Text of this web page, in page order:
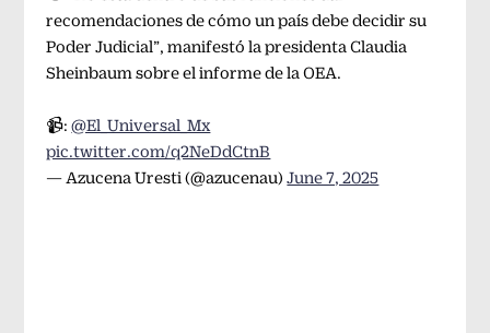
recomendaciones de cómo un país debe decidir su
Poder Judicial”, manifestó la presidenta Claudia
Sheinbaum sobre el informe de la OEA.
📹:@El_Universal_Mx
pic.twitter.com/q2NeDdCtnB
— Azucena Uresti (@azucenau)June 7, 2025